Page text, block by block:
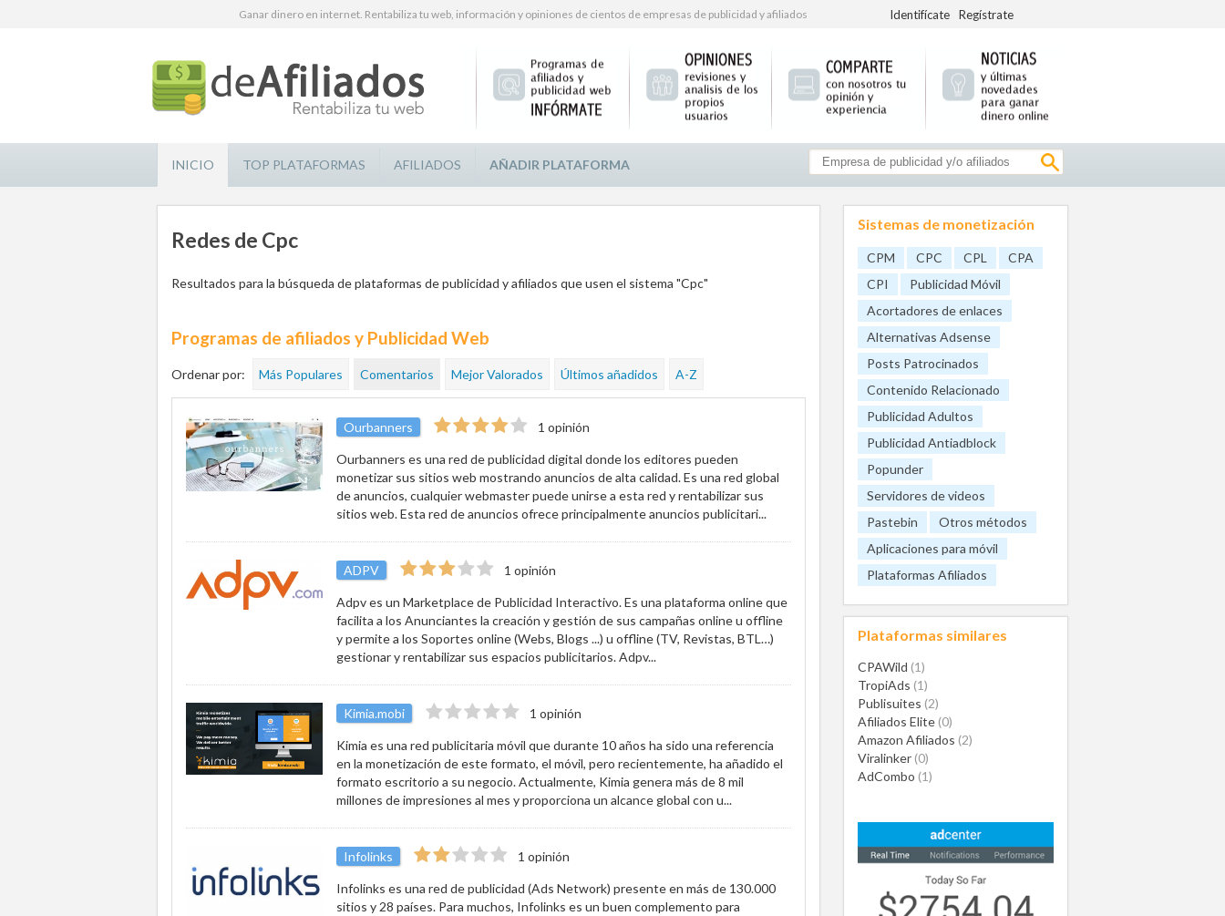
Identifícate Regístrate
Ganar dinero en internet. Rentabiliza tu web, información y opiniones de cientos de empresas de publicidad y afiliados
INICIO TOP PLATAFORMAS AFILIADOS AÑADIR PLATAFORMA
Redes de Cpc
Resultados para la búsqueda de plataformas de publicidad y afiliados que usen el sistema "Cpc"
Programas de afiliados y Publicidad Web
Ordenar por: Más Populares Comentarios Mejor Valorados Últimos añadidos A-Z
Ourbanners 1 opinión
Ourbanners es una red de publicidad digital donde los editores pueden
monetizar sus sitios web mostrando anuncios de alta calidad. Es una red global
de anuncios, cualquier webmaster puede unirse a esta red y rentabilizar sus
sitios web. Esta red de anuncios ofrece principalmente anuncios publicitari...
ADPV 1 opinión
Adpv es un Marketplace de Publicidad Interactivo. Es una plataforma online que
facilita a los Anunciantes la creación y gestión de sus campañas online u offline
y permite a los Soportes online (Webs, Blogs ...) u offline (TV, Revistas, BTL…)
gestionar y rentabilizar sus espacios publicitarios. Adpv...
Kimia.mobi 1 opinión
Kimia es una red publicitaria móvil que durante 10 años ha sido una referencia
en la monetización de este formato, el móvil, pero recientemente, ha añadido el
formato escritorio a su negocio. Actualmente, Kimia genera más de 8 mil
millones de impresiones al mes y proporciona un alcance global con u...
Infolinks 1 opinión
Infolinks es una red de publicidad (Ads Network) presente en más de 130.000
sitios y 28 países. Para muchos, Infolinks es un buen complemento para
Sistemas de monetización
CPM CPC CPL
CPA
CPI
Publicidad Móvil
Acortadores de enlaces
Alternativas Adsense
Posts Patrocinados
Contenido Relacionado
Publicidad Adultos
Publicidad Antiadblock
Popunder
Servidores de videos
Pastebin
Otros métodos
Aplicaciones para móvil
Plataformas Afiliados
Plataformas similares
CPAWild (1)
TropiAds (1)
Publisuites (2)
Afiliados Elite (0)
Amazon Afiliados (2)
Viralinker (0)
AdCombo (1)